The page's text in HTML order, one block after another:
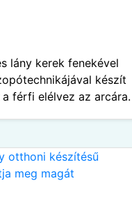
lány kerek fenekével
készít
férfi elélvez az arcára.